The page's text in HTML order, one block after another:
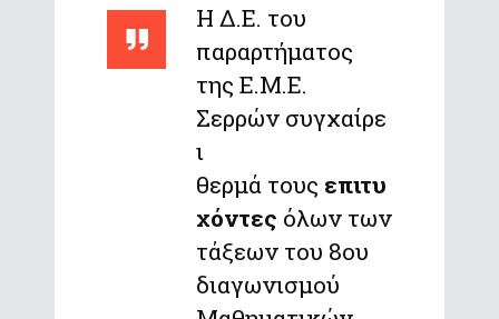
Η Δ.Ε. του
παραρτήματος
της Ε.Μ.Ε.
Σερρών συγχαίρε
ι
θερμά τους επιτυ
χόντες όλων των
τάξεων του 8ου
διαγωνισμού